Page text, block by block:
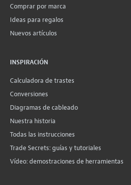
Comprar por marca
Ideas para regalos
Nuevos artículos
INSPIRACIÓN
Calculadora de trastes
Conversiones
Diagramas de cableado
Nuestra historia
Todas las instrucciones
Trade Secrets: guías y tutoriales
Vídeo: demostraciones de herramientas